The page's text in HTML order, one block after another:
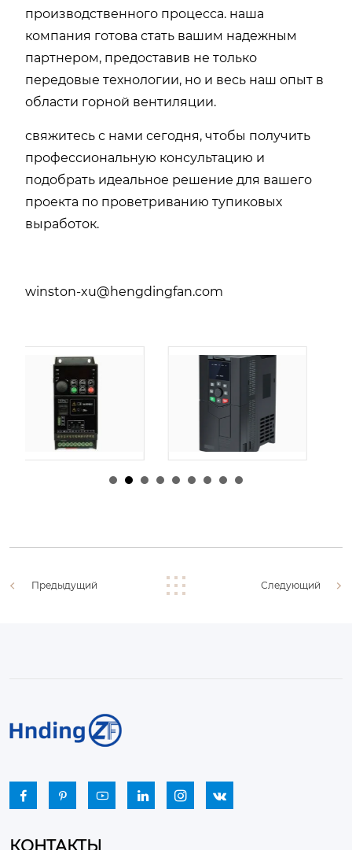
производственного процесса. наша
компания готова стать вашим надежным
партнером, предоставив не только
передовые технологии, но и весь наш опыт в
области горной вентиляции.
свяжитесь с нами сегодня, чтобы получить
профессиональную консультацию и
подобрать идеальное решение для вашего
проекта по проветриванию тупиковых
выработок.
winston-xu@hengdingfan.com
由admin |30 1 月,
2026
由admin |29 1 月,
Предыдущий Следующий
     
КОНТАКТЫ